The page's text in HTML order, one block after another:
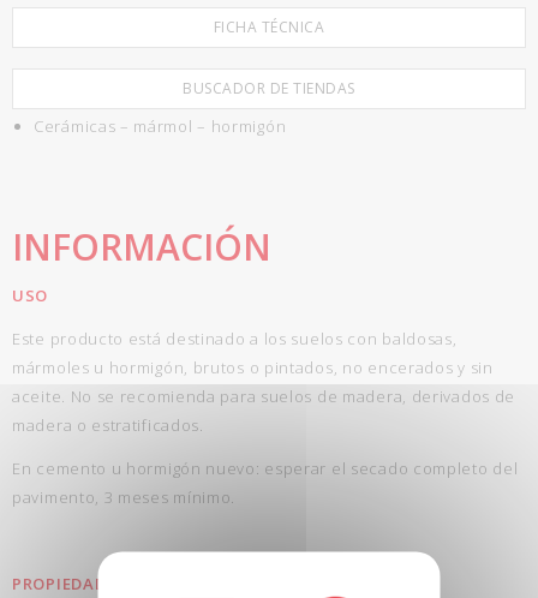
FICHA TÉCNICA
BUSCADOR DE TIENDAS
Cerámicas – mármol – hormigón
INFORMACIÓN
USO
Este producto está destinado a los suelos con baldosas,
mármoles u hormigón, brutos o pintados, no encerados y sin
aceite. No se recomienda para suelos de madera, derivados de
madera o estratificados.
En cemento u hormigón nuevo: esperar el secado completo del
pavimento, 3 meses mínimo.
PROPIEDADES